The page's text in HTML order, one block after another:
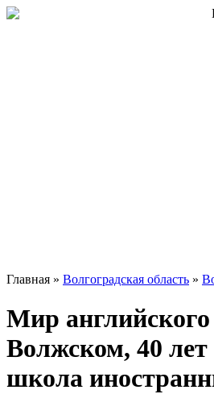
Главная » Волгоградская область »
Мир
Волжском, 40
школа